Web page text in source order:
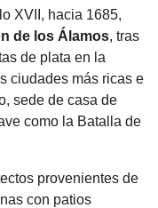
XVII, hacia 1685,
de los Álamos, tras
de plata en la
ciudades más ricas e
sede de casa de
como la Batalla de
provenientes de
con patios